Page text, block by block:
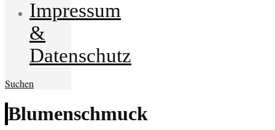
Impressum
&
Datenschutz
Suchen
Blumenschmuck